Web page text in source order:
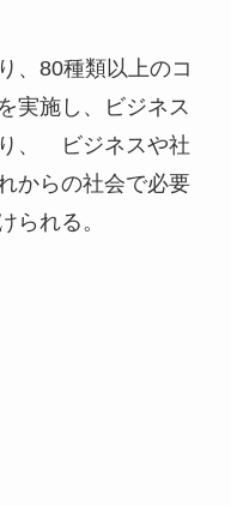
、80種類以上のコ
実施し、ビジネス
、 ビジネスや社
からの社会で必要
られる。